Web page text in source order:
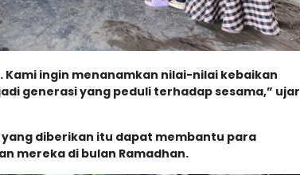
ingin menanamkan nilai-nilai kebaikan
generasi yang peduli terhadap sesama,” ujar
diberikan itu dapat membantu para
mereka di bulan Ramadhan.